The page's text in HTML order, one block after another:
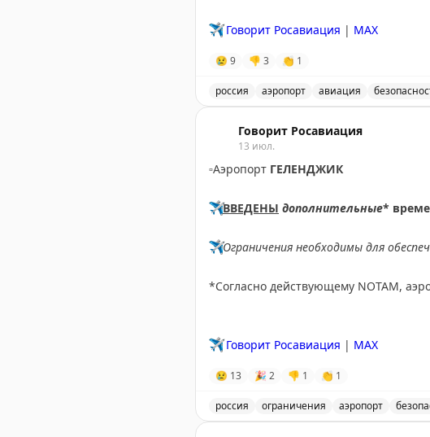
✈️ Говорит Росавиация | МАХ
😢 9 👎 3 👏 1
россия аэропорт авиация
Говорит Росавиация
13 июл.
▫️Аэропорт ГЕЛЕНДЖИК
✈️ВВЕДЕНЫ дополнительные*
✈️Ограничения необходимы для
*Согласно действующему NOTAM,
✈️ Говорит Росавиация | MAX
😢 13 🎉 2 👎 1 👏 1
россия ограничения аэропорт